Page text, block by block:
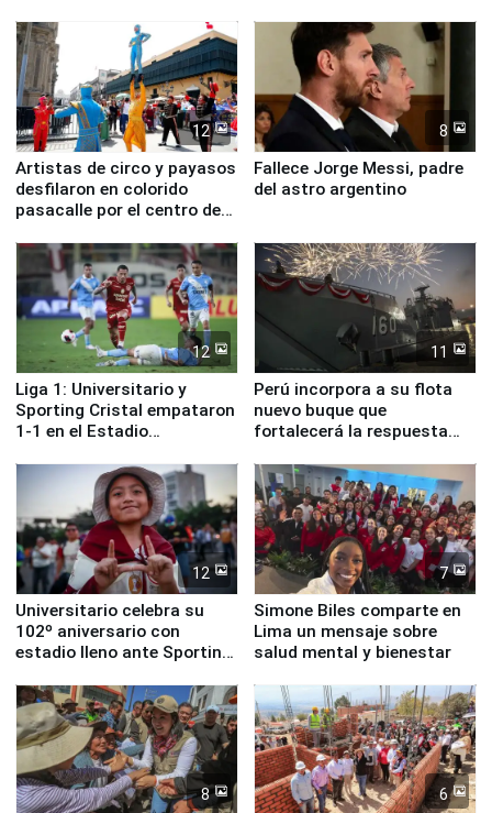
12
Artistas de circo y payasos
desfilaron en colorido
pasacalle por el centro de
8
Fallece Jorge Messi, padre
del astro argentino
12
Liga 1: Universitario y
Sporting Cristal empataron
1-1 en el Estadio
11
Perú incorpora a su flota
nuevo buque que
fortalecerá la respuesta
12
Universitario celebra su
102º aniversario con
estadio lleno ante Sporting
7
Simone Biles comparte en
Lima un mensaje sobre
salud mental y bienestar
8 6